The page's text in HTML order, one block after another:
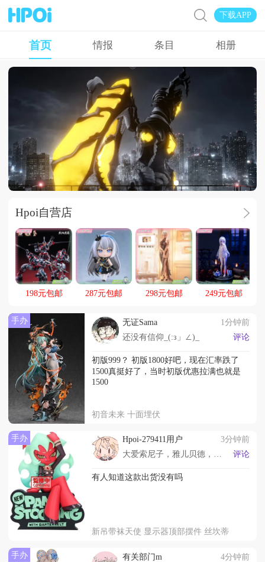
下载APP
首页 情报 条目 相册
太阳好哇，太阳
得晒（）
Hpoi自营店
198元包邮 287元包邮 298元包邮 249元包邮
手办 无证Sama
1分钟前
还没有信仰_(:з」∠)_
评论
初版999？ 初版1800好吧，现在汇率跌了
1500真挺好了，当时初版优惠拉满也就是
1500
初音未来 十面埋伏
手办 Hpoi-279411用户
3分钟前
大爱索尼子，雅儿贝德，爱涩涩手办
评论
有人知道这款出货没有吗
新吊带袜天使 显示器顶部摆件 丝坎蒂
手办 有关部门m
4分钟前